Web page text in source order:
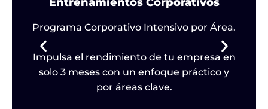
Programa Corporativo Intensivo por Área.
Impulsa el rendimiento de tu empresa en
solo 3 meses con un enfoque práctico y
por áreas clave.